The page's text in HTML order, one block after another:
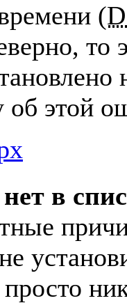
(
то
об этой
в